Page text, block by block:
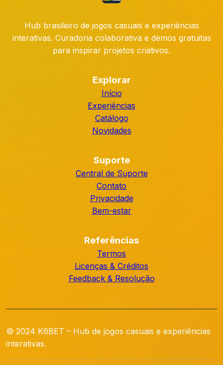
Hub brasileiro de jogos casuais e experiências
interativas. Curadoria colaborativa e demos gratuitas
para inspirar projetos criativos.
Explorar
Início
Experiências
Catálogo
Novidades
Suporte
Central de Suporte
Contato
Privacidade
Bem-estar
Referências
Termos
Licenças & Créditos
Feedback & Resolução
© 2024 K6BET – Hub de jogos casuais e experiências
interativas.